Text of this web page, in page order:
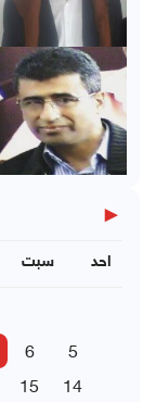
◀
سبت احد
5
6
14
15